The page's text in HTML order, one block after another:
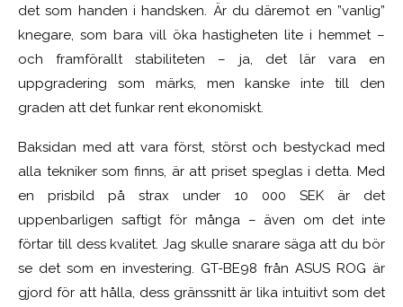
det som handen i handsken. Är du däremot en ”vanlig”
knegare, som bara vill öka hastigheten lite i hemmet –
och framförallt stabiliteten – ja, det lär vara en
uppgradering som märks, men kanske inte till den
graden att det funkar rent ekonomiskt.
Baksidan med att vara först, störst och bestyckad med
alla tekniker som finns, är att priset speglas i detta. Med
en prisbild på strax under 10 000 SEK är det
uppenbarligen saftigt för många – även om det inte
förtar till dess kvalitet. Jag skulle snarare säga att du bör
se det som en investering. GT-BE98 från ASUS ROG är
gjord för att hålla, dess gränssnitt är lika intuitivt som det